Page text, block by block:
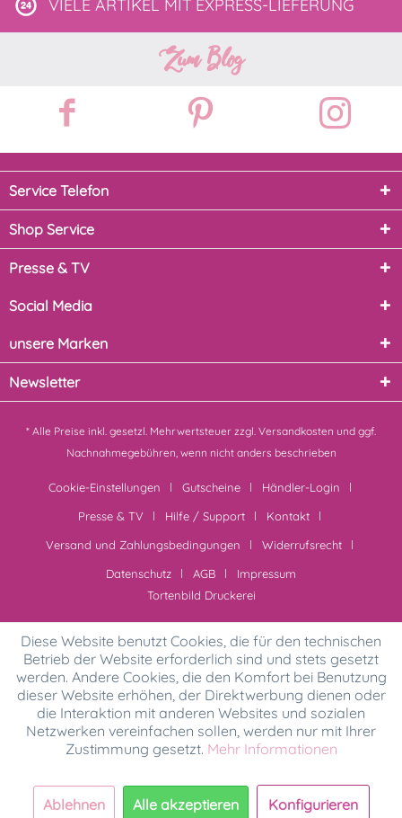
VIELE ARTIKEL MIT EXPRESS-LIEFERUNG
Zum Blog
Service Telefon
Shop Service
Presse & TV
Social Media
unsere Marken
Newsletter
* Alle Preise inkl. gesetzl. Mehrwertsteuer zzgl. Versandkosten und ggf.
Nachnahmegebühren, wenn nicht anders beschrieben
Cookie-Einstellungen Gutscheine
Händler-Login
Presse & TV
Hilfe / Support
Kontakt
Versand und Zahlungsbedingungen
Widerrufsrecht
Datenschutz
AGB
Impressum
Tortenbild Druckerei
Diese Website benutzt Cookies, die für den technischen
Betrieb der Website erforderlich sind und stets gesetzt
werden. Andere Cookies, die den Komfort bei Benutzung
dieser Website erhöhen, der Direktwerbung dienen oder
die Interaktion mit anderen Websites und sozialen
Netzwerken vereinfachen sollen, werden nur mit Ihrer
Zustimmung gesetzt. Mehr Informationen
Ablehnen Alle akzeptieren Konfigurieren